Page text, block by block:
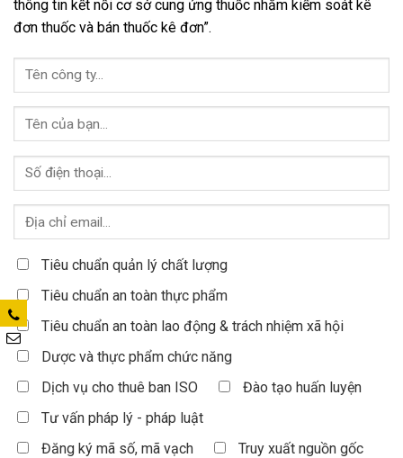
thông tin kết nối cơ sở cung ứng thuốc nhằm kiểm soát kê
đơn thuốc và bán thuốc kê đơn”.
Tiêu chuẩn quản lý chất lượng
Tiêu chuẩn an toàn thực phẩm
Tiêu chuẩn an toàn lao động & trách nhiệm xã hội
Dược và thực phẩm chức năng
Dịch vụ cho thuê ban ISO
Đào tạo huấn luyện
Tư vấn pháp lý - pháp luật
Đăng ký mã số, mã vạch
Truy xuất nguồn gốc